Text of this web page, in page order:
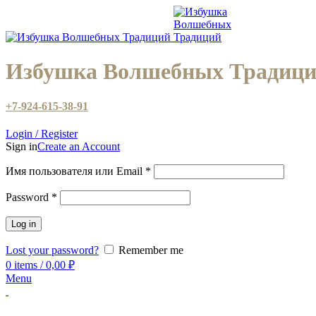
Избушка Волшебных
+7-924-615-38-91
Login / Register
Sign inCreate an Account
Имя пользователя или Email *
Password *
Log in
Lost your password?
Remember me
0 items / 0,00 ₽
Menu